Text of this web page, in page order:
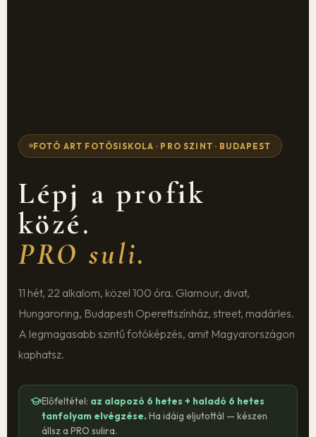
FOTÓ ART FOTÓSISKOLA · PRO SZINT · BUDAPEST
Lépj a profik
közé.
PRO suli.
11 hét, 22 alkalom, közel 100 óra. Glamour, divat,
Hungaroring, Budapesti Operettszínház, street, madárles.
A legmagasabb szintű fotóképzés, amit Magyarországon
kaphatsz.
Előfeltétel: az alapozó 6 hetes + haladó 6 hetes
tanfolyam elvégzése. Ha idáig eljutottál — készen
állsz a PRO sulira.